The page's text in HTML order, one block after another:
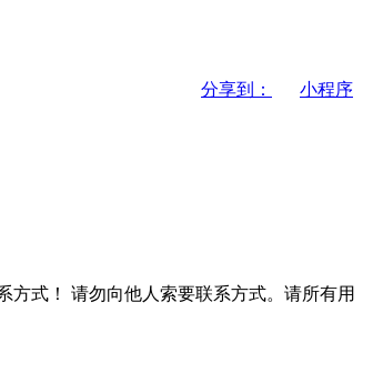
分享到：
小程序
方式！
请勿向他人索要联系方式。请所有用